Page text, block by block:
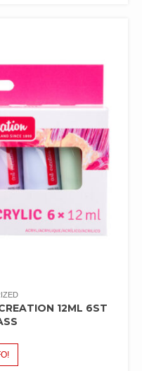
12ML 6ST